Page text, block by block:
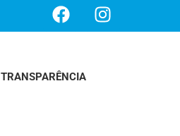
TRANSPARÊNCIA